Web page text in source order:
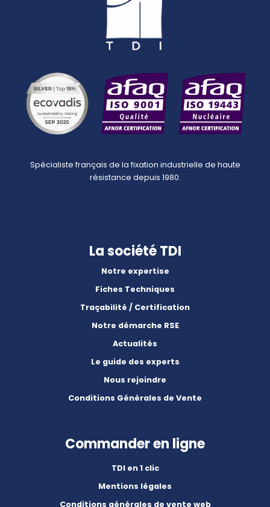
Spécialiste français de la fixation industrielle de haute
résistance depuis 1980.
La société TDI
Notre expertise
Fiches Techniques
Traçabilité / Certification
Notre démarche RSE
Actualités
Le guide des experts
Nous rejoindre
Conditions Générales de Vente
Commander en ligne
TDI en 1 clic
Mentions légales
Conditions générales de vente web